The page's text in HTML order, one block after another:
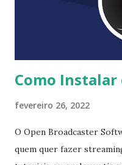
WordPress.org e ativá-
pagamento
Usando um trecho de
Como Instalar
fevereiro 26, 2022
O Open Broadcaster
quem quer fazer